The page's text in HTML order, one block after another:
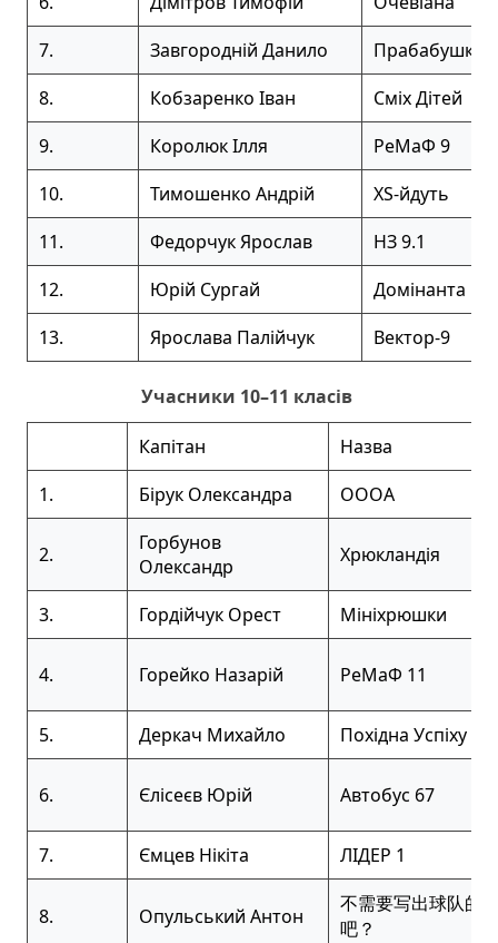
7.
Завгородній Данило
Прабабушка
8.
Кобзаренко Іван
Сміх Дітей
9.
Королюк Ілля
РеМаФ 9
10.
Тимошенко Андрій
XS-йдуть
11.
Федорчук Ярослав
НЗ 9.1
12.
Юрій Сургай
Домінанта
13.
Ярослава Палійчук Вектор-9
Учасники 10–11 класів
Капітан
Назва
1.
Бірук Олександра ОООА
2.
Горбунов
Олександр
Хрюкландія
3. Гордійчук Орест Мініхрюшки
4. Горейко Назарій РеМаФ 11
5. Деркач Михайло Похідна Успіху
6. Єлісеєв Юрій Автобус 67
7. Ємцев Нікіта ЛІДЕР 1
8. Опульський Антон
不需要写出球队的
吧？